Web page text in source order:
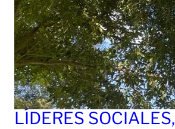
LÍDERES SOCIALES,